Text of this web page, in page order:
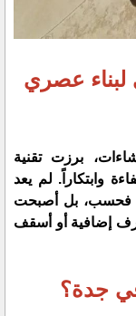
لبناء عصري
برزت تقنية
وابتكاراً. لم يعد
فحسب، بل أصبحت
غرف إضافية أو أسقف
جدة؟